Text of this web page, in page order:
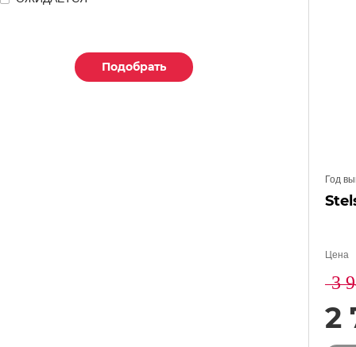
Подобрать
Подобрать
Подобрать
Год
Цена
3
2